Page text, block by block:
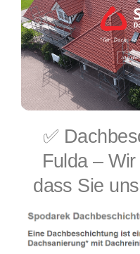
✅
Fulda –
dass Sie